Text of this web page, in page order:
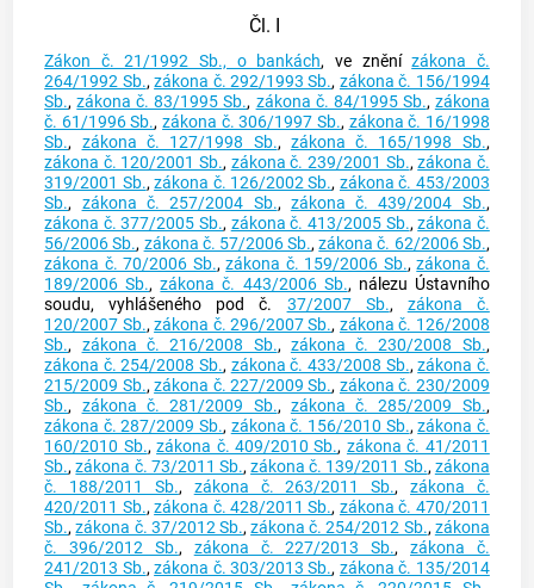
Čl. I
Zákon č. 21/1992 Sb., o bankách, ve zněnízákona č.
264/1992 Sb.,zákona č. 292/1993 Sb., zákona č. 156/1994
Sb.,zákona č. 83/1995 Sb., zákona č. 84/1995 Sb., zákona
č. 61/1996 Sb.,zákona č. 306/1997 Sb., zákona č. 16/1998
Sb., zákona č. 127/1998 Sb., zákona č. 165/1998 Sb.,
zákona č. 120/2001 Sb., zákona č. 239/2001 Sb.,zákona č.
319/2001 Sb.,zákona č. 126/2002 Sb., zákona č. 453/2003
Sb., zákona č. 257/2004 Sb., zákona č. 439/2004 Sb.,
zákona č. 377/2005 Sb., zákona č. 413/2005 Sb.,zákona č.
56/2006 Sb., zákona č. 57/2006 Sb.,zákona č. 62/2006 Sb.,
zákona č. 70/2006 Sb.,zákona č. 159/2006 Sb.,zákona č.
189/2006 Sb.,zákona č. 443/2006 Sb., nálezu Ústavního
soudu, vyhlášeného pod č. 37/2007 Sb., zákona č.
120/2007 Sb.,zákona č. 296/2007 Sb., zákona č. 126/2008
Sb., zákona č. 216/2008 Sb., zákona č. 230/2008 Sb.,
zákona č. 254/2008 Sb., zákona č. 433/2008 Sb.,zákona č.
215/2009 Sb.,zákona č. 227/2009 Sb., zákona č. 230/2009
Sb., zákona č. 281/2009 Sb., zákona č. 285/2009 Sb.,
zákona č. 287/2009 Sb., zákona č. 156/2010 Sb.,zákona č.
160/2010 Sb.,zákona č. 409/2010 Sb., zákona č. 41/2011
Sb.,zákona č. 73/2011 Sb.,zákona č. 139/2011 Sb.,zákona
č. 188/2011 Sb., zákona č. 263/2011 Sb., zákona č.
420/2011 Sb.,zákona č. 428/2011 Sb., zákona č. 470/2011
Sb.,zákona č. 37/2012 Sb.,zákona č. 254/2012 Sb.,zákona
č. 396/2012 Sb., zákona č. 227/2013 Sb., zákona č.
241/2013 Sb.,zákona č. 303/2013 Sb., zákona č. 135/2014